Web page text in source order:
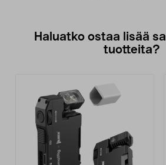
Haluatko ostaa lisää
tuotteita?